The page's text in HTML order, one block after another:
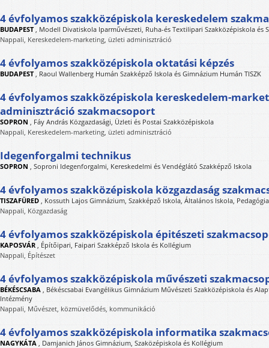
4 évfolyamos szakközépiskola kereskedelem
BUDAPEST, Modell Divatiskola Iparművészeti, Ruha-és Textilipari Szakközépiskola és
Nappali, Kereskedelem-marketing, üzleti adminisztráció
4 évfolyamos szakközépiskola oktatási képzés
BUDAPEST, Raoul Wallenberg Humán Szakképző Iskola és Gimnázium Humán TISZK
4 évfolyamos szakközépiskola kereskedelem-
adminisztráció szakmacsoport
SOPRON , Fáy András Közgazdasági, Üzleti és Postai Szakközépiskola
Nappali, Kereskedelem-marketing, üzleti adminisztráció
Idegenforgalmi technikus
SOPRON , Soproni Idegenforgalmi, Kereskedelmi és Vendéglátó Szakképző Iskola
4 évfolyamos szakközépiskola közgazdaság
TISZAFÜRED , Kossuth Lajos Gimnázium, Szakképző Iskola, Általános Iskola,
Nappali, Közgazdaság
4 évfolyamos szakközépiskola épitészeti
KAPOSVÁR, Építőipari, Faipari Szakképző Iskola és Kollégium
Nappali, Építészet
4 évfolyamos szakközépiskola művészeti
BÉKÉSCSABA , Békéscsabai Evangélikus Gimnázium Művészeti Szakközépiskola és
Intézmény
Nappali, Művészet, közmüvelődés, kommunikáció
4 évfolyamos szakközépiskola informatika
NAGYKÁTA , Damjanich János Gimnázium, Szaközépiskola és Kollégium